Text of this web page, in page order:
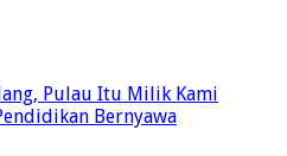
Pulau Itu Milik Kami
Bernyawa